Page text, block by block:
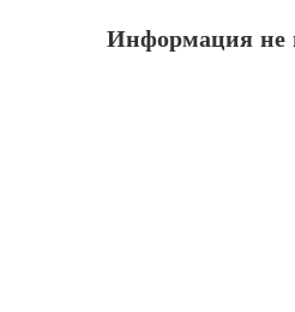
Информация не